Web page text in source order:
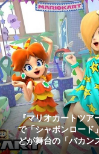
『マリオカートツア
で「シャボンロード
どが舞台の「バカン